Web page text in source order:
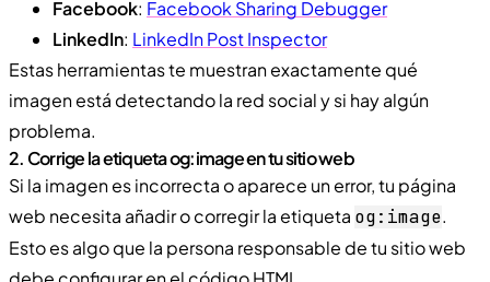
Facebook: Facebook Sharing Debugger
LinkedIn: LinkedIn Post Inspector
Estas herramientas te muestran exactamente qué
imagen está detectando la red social y si hay algún
problema.
2. Corrige la etiqueta og:image en tu sitio web
Si la imagen es incorrecta o aparece un error, tu página
web necesita añadir o corregir la etiqueta og:image.
Esto es algo que la persona responsable de tu sitio web